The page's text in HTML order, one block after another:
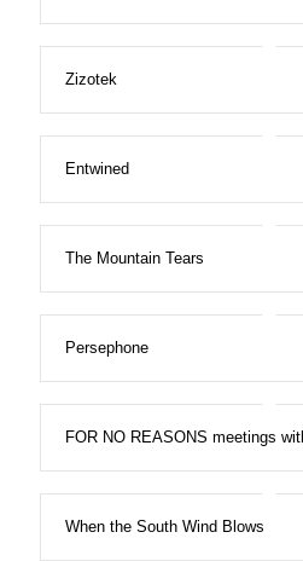
Zizotek
Entwined
The Mountain Tears
Persephone
FOR NO REASONS meetings
When the South Wind Blows